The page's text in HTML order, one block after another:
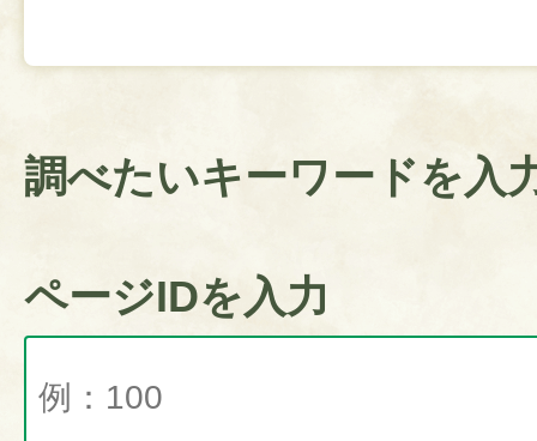
調べたいキーワードを入
ページIDを入力